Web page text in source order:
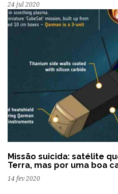
24 jul 2020
Missão suicida: satélite
Terra, mas por uma boa
14 fev 2020